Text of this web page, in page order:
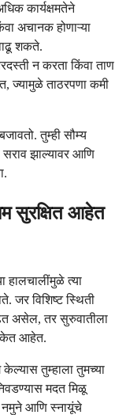
कार्यक्षमतेने
अचानक होणाऱ्या
शकते.
न करता किंवा ताण
ज्यामुळे ताठरपणा कमी
तुम्ही सौम्य
झाल्यावर आणि
सुरक्षित आहेत
हालचालींमुळे त्या
जर विशिष्ट स्थिती
असेल, तर सुरुवातीला
संकेत आहेत.
तुम्हाला तुमच्या
मदत मिळू
नमुने आणि स्नायूंचे